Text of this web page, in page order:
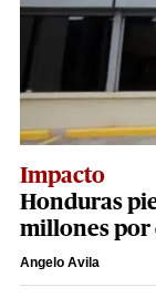
Impacto
Honduras
millones por
Angelo Avila